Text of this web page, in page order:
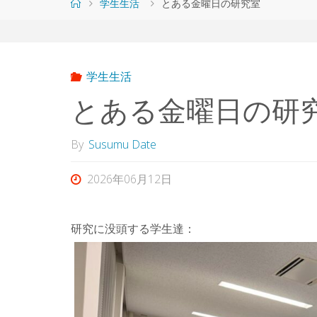
学生生活 とある金曜日の研究室
学生生活
とある金曜日の研
By Susumu Date
2026年06月12日
研究に没頭する学生達：